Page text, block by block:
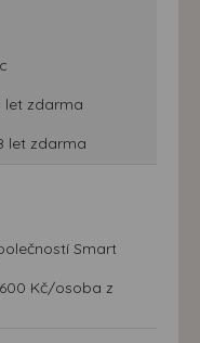
let zdarma
let zdarma
Smart
Kč/osoba z